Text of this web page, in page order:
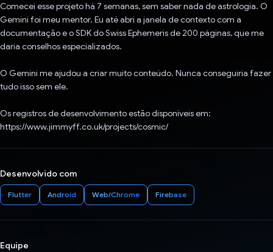
Comecei esse projeto há 7 semanas, sem saber nada de astrologia. O
Gemini foi meu mentor. Eu até abri a janela de contexto com a
documentação e o SDK do Swiss Ephemeris de 200 páginas, que me
daria conselhos especializados.
O Gemini me ajudou a criar muito conteúdo. Nunca conseguiria fazer
tudo isso sem ele.
Os registros de desenvolvimento estão disponíveis em:
https://www.jimmyff.co.uk/projects/cosmic/
Desenvolvido com
Flutter Android Web/Chrome Firebase
Equipe